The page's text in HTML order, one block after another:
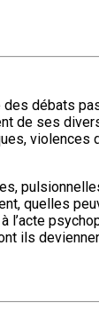
débats
de ses
quelles
ils